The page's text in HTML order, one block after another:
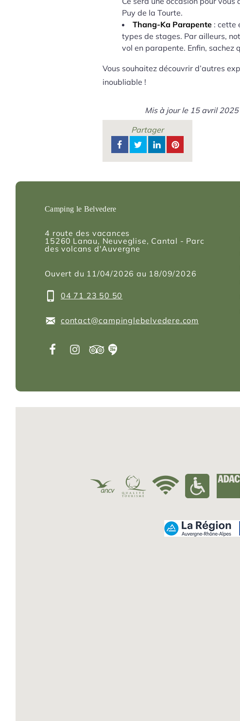
Puy de la Tourte.
Thang-Ka Parapente : cette
types de stages. Par ailleurs,
vol en parapente. Enfin, sachez
Vous souhaitez découvrir d’autres
inoubliable !
Mis à jour le 15 avril 2025
Partager
Camping le Belvedere
4 route des vacances
15260 Lanau, Neuveglise, Cantal - Parc
des volcans d'Auvergne
Ouvert du 11/04/2026 au 18/09/2026
04 71 23 50 50
contact@campinglebelvedere.com